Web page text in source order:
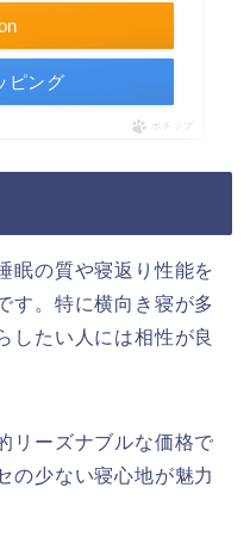
ピング
ポチップ
眠の質や寝返り性能を
す。特に横向き寝が多
したい人には相性が良
リーズナブルな価格で
の少ない寝心地が魅力